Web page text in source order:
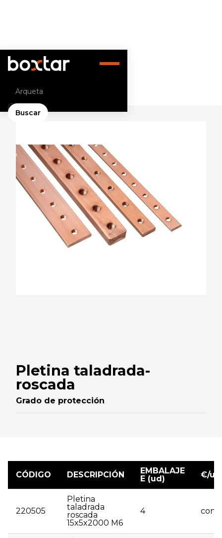
Pletina taladrada-
roscada
Grado de protección
CÓDIGO DESCRIPCIÓN
EMBALAJE
E (ud)
€/ud
220505
Pletina
taladrada
roscada
15x5x2000 M6
4